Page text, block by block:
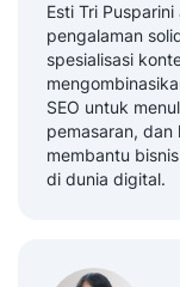
Esti Tri
pengalaman
spesialisasi
SEO untuk
pemasaran, dan
membantu
di dunia digital.